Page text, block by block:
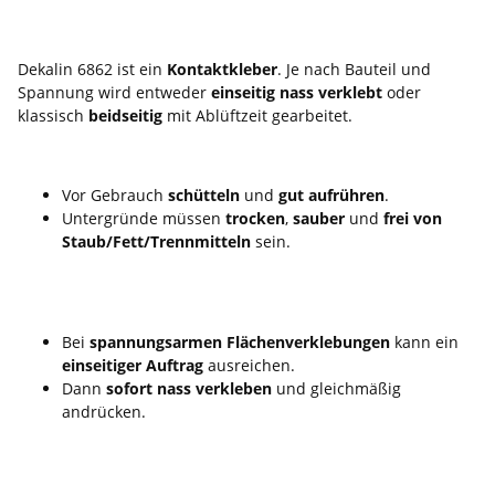
Dekalin 6862 ist ein Kontaktkleber. Je nach Bauteil und
Spannung wird entweder einseitig nass verklebt oder
klassisch beidseitig mit Ablüftzeit gearbeitet.
Vor Gebrauch schütteln und gut aufrühren.
Untergründe müssen trocken, sauber und frei von
Staub/Fett/Trennmitteln sein.
Bei spannungsarmen Flächenverklebungen kann ein
einseitiger Auftrag ausreichen.
Dann sofort nass verkleben und gleichmäßig
andrücken.